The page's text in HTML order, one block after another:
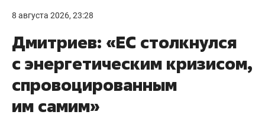
8 августа 2026, 23:28
Дмитриев: «ЕС столкнулся
с энергетическим кризисом,
спровоцированным
им самим»